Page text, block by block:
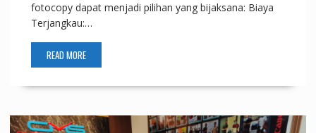
fotocopy dapat menjadi pilihan yang bijaksana: Biaya
Terjangkau:…
READ MORE